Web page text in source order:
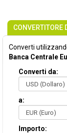
CONVERTITORE
Converti
Banca Centrale
Converti da:
a:
Importo: